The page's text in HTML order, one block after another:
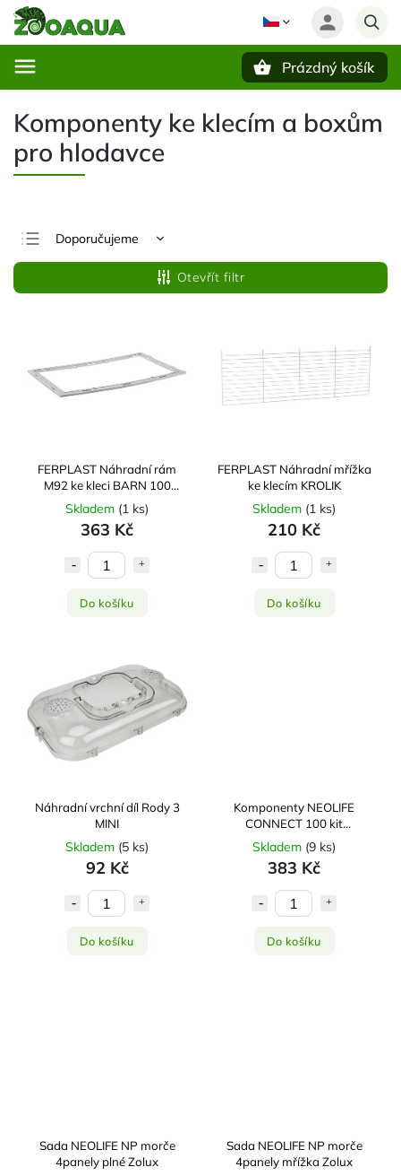
Prázdný košík
Komponenty ke klecím a boxům
pro hlodavce
Doporučujeme
Nejlevnější
Nejdražší
Otevřít filtr
FERPLAST Náhradní rám
M92 ke kleci BARN 100
double
Skladem (1 ks)
363 Kč
Do košíku
FERPLAST Náhradní mřížka
ke klecím KROLIK
Skladem (1 ks)
210 Kč
Do košíku
Náhradní vrchní díl Rody 3
MINI
Skladem (5 ks)
92 Kč
Do košíku
Komponenty NEOLIFE
CONNECT 100 kit
mřížka/klipy Zolux
Skladem (9 ks)
383 Kč
Do košíku
Sada NEOLIFE NP morče
4panely plné Zolux
Sada NEOLIFE NP morče
4panely mřížka Zolux